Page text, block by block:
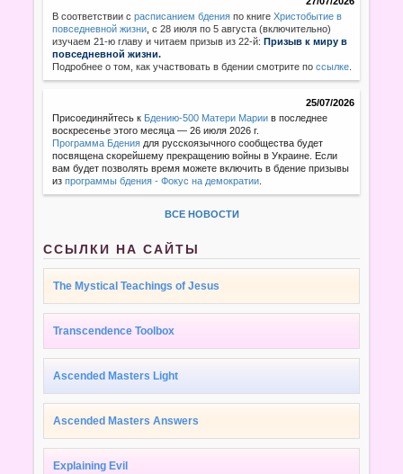
В соответствии с расписанием бдения по книгеХристобытие в
повседневной жизни с 28 июля по 5 августа (включительно)
изучаем 21-ю главу и читаем призыв из 22-й:Призыв к миру в
повседневной жизни.
Подробнее о том, как участвовать в бдении смотрите поссылке
25/07/2026
Присоединяйтесь к Бдению-500 Матери Марии в последнее
воскресенье этого месяца — 26 июля 2026 г.
Программа Бдения для русскоязычного сообщества будет
посвящена скорейшему прекращению войны в Украине. Если
вам будет позволять время можете включить в бдение призывы
изпрограммы бдения - Фокус на демократии
ВСЕ НОВОСТИ
ССЫЛКИ НА САЙТЫ
The Mystical Teachings of Jesus
Transcendence Toolbox
Ascended Masters Light
Ascended Masters Answers
Explaining Evil